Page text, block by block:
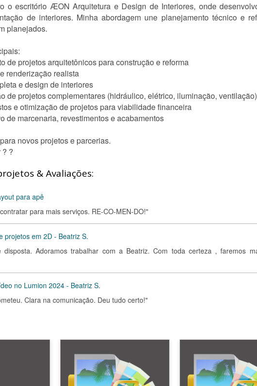
o escritório ÆON Arquitetura e Design de Interiores, onde
de interiores. Minha abordagem une planejamento técnico e
planejados.
de projetos arquitetônicos para construção e reforma
renderização realista
e design de interiores
de projetos complementares (hidráulico, elétrico, iluminação, ventilação)
e otimização de projetos para viabilidade financeira
de marcenaria, revestimentos e acabamentos
novos projetos e parcerias.
? ?
& Avaliações:
para apê
para mais serviços. RE-CO-MEN-DO!"
projetos em 2D - Beatriz S.
disposta. Adoramos trabalhar com a Beatriz. Com toda certeza , faremos
no Lumion 2024 - Beatriz S.
Clara na comunicação. Deu tudo certo!"